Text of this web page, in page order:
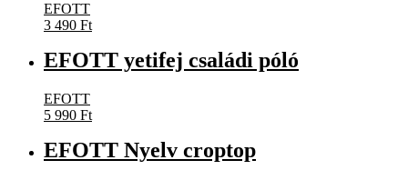
EFOTT
3 490 Ft
EFOTT yetifej családi póló
EFOTT
5 990 Ft
EFOTT Nyelv croptop